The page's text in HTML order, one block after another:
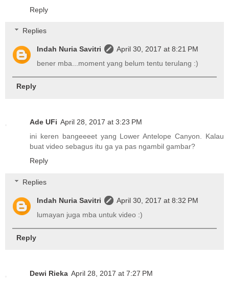
Reply
Replies
Indah Nuria Savitri
April 30, 2017 at 8:21 PM
bener mba...moment yang belum tentu terulang :)
Reply
Ade UFi April 28, 2017 at 3:23 PM
ini keren bangeeeet yang Lower Antelope Canyon. Kalau
buat video sebagus itu ga ya pas ngambil gambar?
Reply
Replies
Indah Nuria Savitri
April 30, 2017 at 8:32 PM
lumayan juga mba untuk video :)
Reply
Dewi Rieka April 28, 2017 at 7:27 PM